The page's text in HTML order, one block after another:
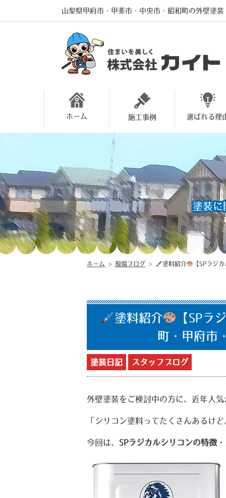
山梨県甲府市・甲斐市・中央市・昭和町の外壁塗
ホーム 施工事例 選ばれる理
塗装に
ホーム > 現場ブログ > 塗料紹介 【SPラジ
塗料紹介
【SPラ
町・甲府市
塗装日記 スタッフブログ
外壁塗装をご検討中の方に、近年人
「シリコン塗料ってたくさんあるけ
今回は、 SPラジカルシリコンの特徴